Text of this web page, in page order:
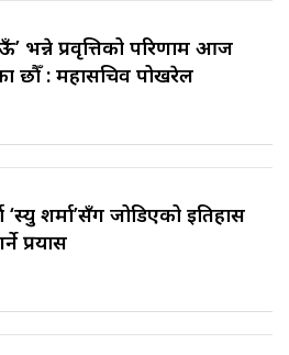
भन्ने प्रवृत्तिको परिणाम आज
छौँ : महासचिव पोखरेल
‘स्यु शर्मा’सँग जोडिएको इतिहास
प्रयास